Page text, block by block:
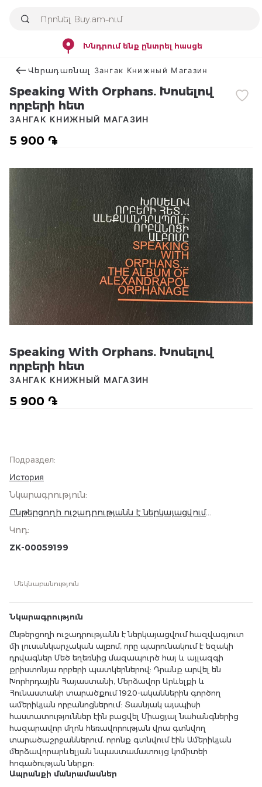
Խնդրում ենք ընտրել հասցե
Վերադառնալ Зангак Книжный Магазин
Speaking With Orphans. Խոսելով
որբերի հետ
5 900 ֏
ЗАНГАК КНИЖНЫЙ МАГАЗИН
Speaking With Orphans. Խոսելով
որբերի հետ
5 900 ֏
ЗАНГАК КНИЖНЫЙ МАГАЗИН
Подраздел:
История
Նկարագրություն:
Ընթերցողի ուշադրությանն է ներկայացվում
պարունակում է եզակի դրվագներ Մեծ եղեռնից
մազապուրծ հայ և այլազգի քրիստոնյա որբերի
որբանոցներում: Տասնյակ այսպիսի
վրա գտնվող տարածաշրջաններում, որոնք գտնվում
կոմիտեի հոգածության ներքո:
Կոդ:
ZK-00059199
Մեկնաբանություն
Նկարագրություն
Ընթերցողի ուշադրությանն է ներկայացվում հազվագյուտ
մի լուսանկարչական ալբոմ, որը պարունակում է եզակի
դրվագներ Մեծ եղեռնից մազապուրծ հայ և այլազգի
քրիստոնյա որբերի պատկերներով: Դրանք արվել են
Խորհրդային Հայաստանի, Մերձավոր Արևելքի և
Հունաստանի տարածքում 1920-ականներին գործող
ամերիկյան որբանոցներում: Տասնյակ այսպիսի
հաստատություններ էին բացվել Միացյալ նահանգներից
հազարավոր մղոն հեռավորության վրա գտնվող
տարածաշրջաններում, որոնք գտնվում էին Ամերիկյան
մերձավորարևելյան նպաստամատույց կոմիտեի
հոգածության ներքո:
Ապրանքի մանրամասներ